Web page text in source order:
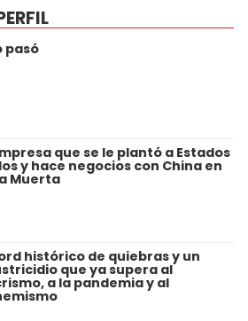
pasó
que se le plantó a Estados
y hace negocios con China en
Muerta
histórico de quiebras y un
que ya supera al
a la pandemia y al